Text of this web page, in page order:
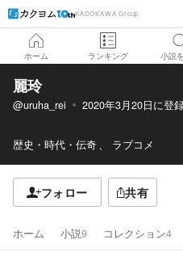
KADOKAWA Group
ホーム ランキング 小説
麗玲
@uruha_rei 2020年3月20日に登
歴史・時代・伝奇 ラブコメ
フォロー 共有
ホーム 小説9 コレクション4